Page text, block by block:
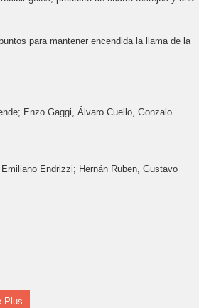
para mantener encendida la llama de la
Enzo Gaggi, Álvaro Cuello, Gonzalo
Endrizzi; Hernán Ruben, Gustavo
Plus